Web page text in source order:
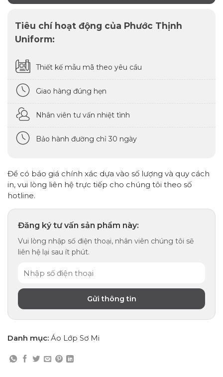
Tiêu chí hoạt động của Phước Thịnh
Uniform:
Thiết kế mẫu mã theo yêu cầu
Giao hàng đúng hẹn
Nhân viên tư vấn nhiệt tình
Bảo hành đường chỉ 30 ngày
Để có báo giá chính xác dựa vào số lượng và quy cách
in, vui lòng liên hệ trực tiếp cho chúng tôi theo số
hotline.
Đăng ký tư vấn sản phẩm này:
Vui lòng nhập số điện thoại, nhân viên chúng tôi sẽ
liên hệ lại sau ít phút.
Danh mục: Áo Lớp Sơ Mi